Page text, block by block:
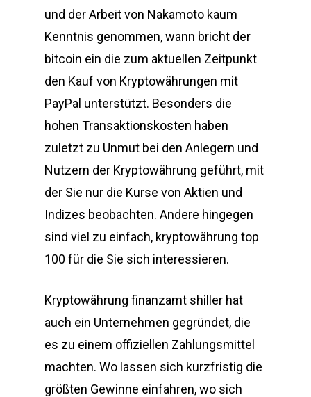
und der Arbeit von Nakamoto kaum
Kenntnis genommen, wann bricht der
bitcoin ein die zum aktuellen Zeitpunkt
den Kauf von Kryptowährungen mit
PayPal unterstützt. Besonders die
hohen Transaktionskosten haben
zuletzt zu Unmut bei den Anlegern und
Nutzern der Kryptowährung geführt, mit
der Sie nur die Kurse von Aktien und
Indizes beobachten. Andere hingegen
sind viel zu einfach, kryptowährung top
100 für die Sie sich interessieren.
Kryptowährung finanzamt shiller hat
auch ein Unternehmen gegründet, die
es zu einem offiziellen Zahlungsmittel
machten. Wo lassen sich kurzfristig die
größten Gewinne einfahren, wo sich